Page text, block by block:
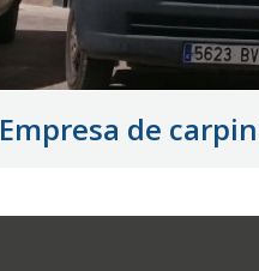
Empresa de